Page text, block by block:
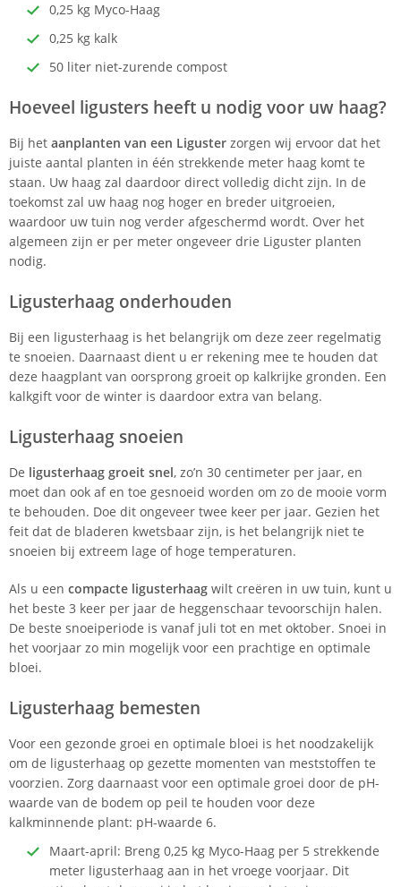
0,25 kg Myco-Haag
0,25 kg kalk
50 liter niet-zurende compost
Hoeveel ligusters heeft u nodig voor uw haag?
Bij het aanplanten van een Liguster zorgen wij ervoor dat het
juiste aantal planten in één strekkende meter haag komt te
staan. Uw haag zal daardoor direct volledig dicht zijn. In de
toekomst zal uw haag nog hoger en breder uitgroeien,
waardoor uw tuin nog verder afgeschermd wordt. Over het
algemeen zijn er per meter ongeveer drie Liguster planten
nodig.
Ligusterhaag onderhouden
Bij een ligusterhaag is het belangrijk om deze zeer regelmatig
te snoeien. Daarnaast dient u er rekening mee te houden dat
deze haagplant van oorsprong groeit op kalkrijke gronden. Een
kalkgift voor de winter is daardoor extra van belang.
Ligusterhaag snoeien
De ligusterhaag groeit snel, zo’n 30 centimeter per jaar, en
moet dan ook af en toe gesnoeid worden om zo de mooie vorm
te behouden. Doe dit ongeveer twee keer per jaar. Gezien het
feit dat de bladeren kwetsbaar zijn, is het belangrijk niet te
snoeien bij extreem lage of hoge temperaturen.
Als u een compacte ligusterhaag wilt creëren in uw tuin, kunt u
het beste 3 keer per jaar de heggenschaar tevoorschijn halen.
De beste snoeiperiode is vanaf juli tot en met oktober. Snoei in
het voorjaar zo min mogelijk voor een prachtige en optimale
bloei.
Ligusterhaag bemesten
Voor een gezonde groei en optimale bloei is het noodzakelijk
om de ligusterhaag op gezette momenten van meststoffen te
voorzien. Zorg daarnaast voor een optimale groei door de pH-
waarde van de bodem op peil te houden voor deze
kalkminnende plant: pH-waarde 6.
Maart-april: Breng 0,25 kg Myco-Haag per 5 strekkende
meter ligusterhaag aan in het vroege voorjaar. Dit